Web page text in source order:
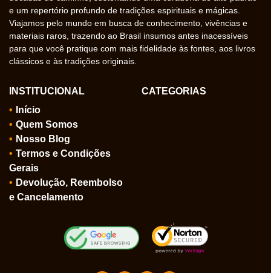
e um repertório profundo de tradições espirituais e mágicas.
Viajamos pelo mundo em busca de conhecimento, vivências e
materiais raros, trazendo ao Brasil insumos antes inacessíveis
para que você pratique com mais fidelidade às fontes, aos livros
clássicos e às tradições originais.
INSTITUCIONAL
Início
Quem Somos
Nosso Blog
Termos e Condições
Gerais
Devolução, Reembolso
e Cancelamento
CATEGORIAS